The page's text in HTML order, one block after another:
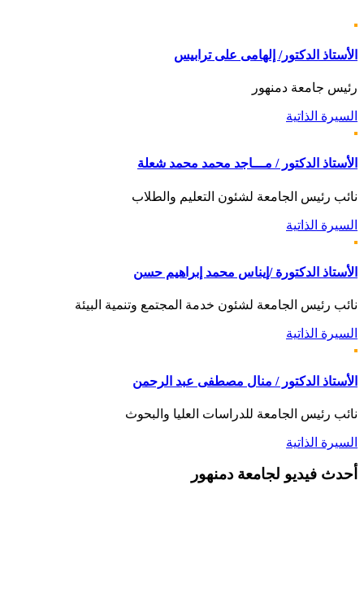
الأستاذ الدكتور/ إلهامى على ترابيس
رئيس جامعة دمنهور
السيرة الذاتية
الأستاذ الدكتور / مـــاجد محمد محمد شعلة
نائب رئيس الجامعة لشئون التعليم والطلاب
السيرة الذاتية
الأستاذ الدكتورة /إيناس محمد إبراهيم حسن
نائب رئيس الجامعة لشئون خدمة المجتمع وتنمية البيئة
السيرة الذاتية
الأستاذ الدكتور / منال مصطفى عبد الرحمن
نائب رئيس الجامعة للدراسات العليا والبحوث
السيرة الذاتية
أحدث فيديو لجامعة دمنهور